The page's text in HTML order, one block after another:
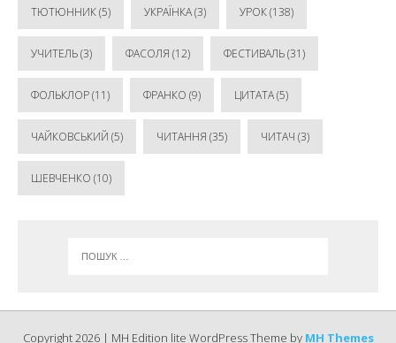
ТЮТЮННИК(5) УКРАЇНКА(3) УРОК(138)
УЧИТЕЛЬ(3) ФАСОЛЯ (12) ФЕСТИВАЛЬ(31)
ФОЛЬКЛОР(11) ФРАНКО (9) ЦИТАТА(5)
ЧАЙКОВСЬКИЙ (5) ЧИТАННЯ (35) ЧИТАЧ (3)
ШЕВЧЕНКО (10)
Copyright 2026 | MH Edition lite WordPress Theme by MH Themes